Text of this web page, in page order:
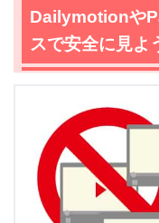
Dailymotionや
スで安全に見よ